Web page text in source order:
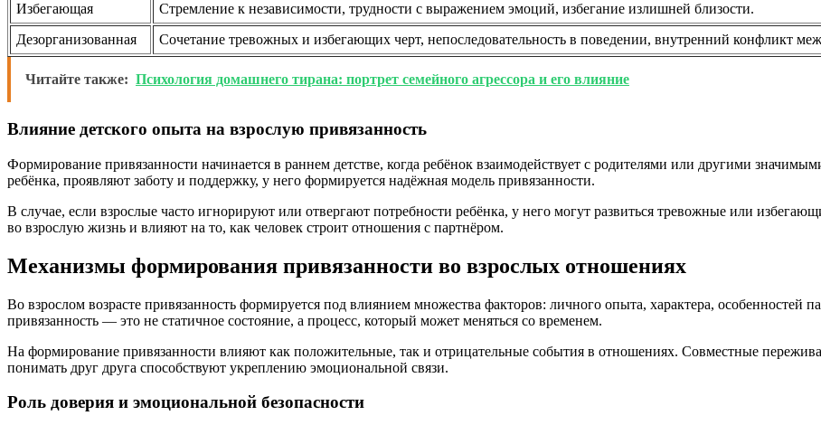
Избегающая
Стремление к независимости, трудности с выражением эмоций, избегание излишней близости.
Дезорганизованная
Сочетание тревожных и избегающих черт, непоследовательность в поведении, внутренний конфликт
Читайте также: Психология домашнего тирана: портрет семейного агрессора и его влияние
Влияние детского опыта на взрослую привязанность
Формирование привязанности начинается в раннем детстве, когда ребёнок взаимодействует с родителями или другими
ребёнка, проявляют заботу и поддержку, у него формируется надёжная модель привязанности.
В случае, если взрослые часто игнорируют или отвергают потребности ребёнка, у него могут развиться тревожные или
во взрослую жизнь и влияют на то, как человек строит отношения с партнёром.
Механизмы формирования привязанности во взрослых отношениях
Во взрослом возрасте привязанность формируется под влиянием множества факторов: личного опыта, характера,
привязанность — это не статичное состояние, а процесс, который может меняться со временем.
На формирование привязанности влияют как положительные, так и отрицательные события в отношениях. Совместные
понимать друг друга способствуют укреплению эмоциональной связи.
Роль доверия и эмоциональной безопасности